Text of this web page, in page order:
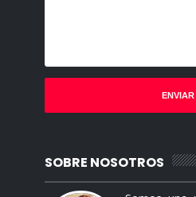
SOBRE NOSOTROS